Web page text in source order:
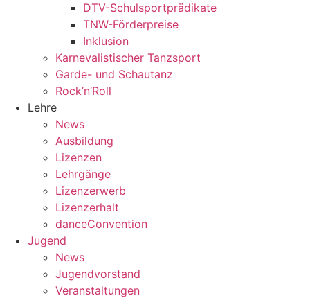
DTV-Schulsportprädikate
TNW-Förderpreise
Inklusion
Karnevalistischer Tanzsport
Garde- und Schautanz
Rock’n’Roll
Lehre
News
Ausbildung
Lizenzen
Lehrgänge
Lizenzerwerb
Lizenzerhalt
danceConvention
Jugend
News
Jugendvorstand
Veranstaltungen